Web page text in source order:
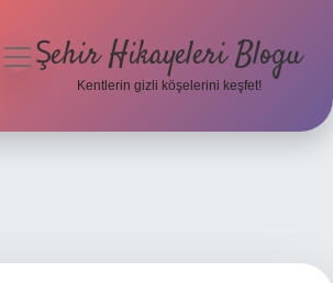
menüyüŞehir Hikayeleri Blogu
Kentlerin gizli köşelerini keşfet!